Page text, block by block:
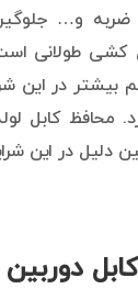
ضربه و…
کشی طولانی
بیشتر در این
محافظ کابل
دلیل در این